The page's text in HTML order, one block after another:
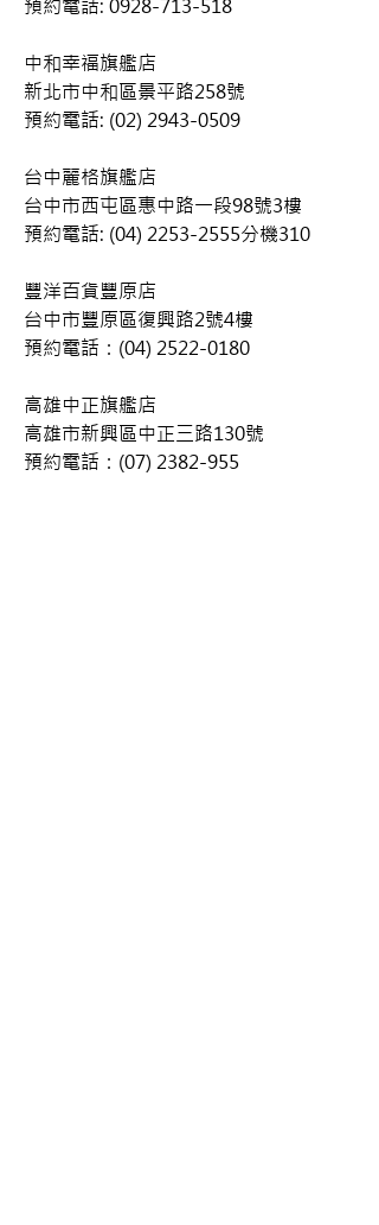
預約電話: 0928-713-518
中和幸福旗艦店
新北市中和區景平路258號
預約電話: (02) 2943-0509
台中麗格旗艦店
台中市西屯區惠中路一段98號3樓
預約電話: (04) 2253-2555分機310
豐洋百貨豐原店
台中市豐原區復興路2號4樓
預約電話：(04) 2522-0180
高雄中正旗艦店
高雄市新興區中正三路130號
預約電話：(07) 2382-955